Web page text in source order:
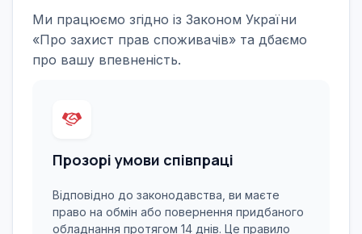
Ми працюємо згідно із Законом України
«Про захист прав споживачів» та дбаємо
про вашу впевненість.
Прозорі умови співпраці
Відповідно до законодавства, ви маєте
право на обмін або повернення придбаного
обладнання протягом 14 днів. Це правило